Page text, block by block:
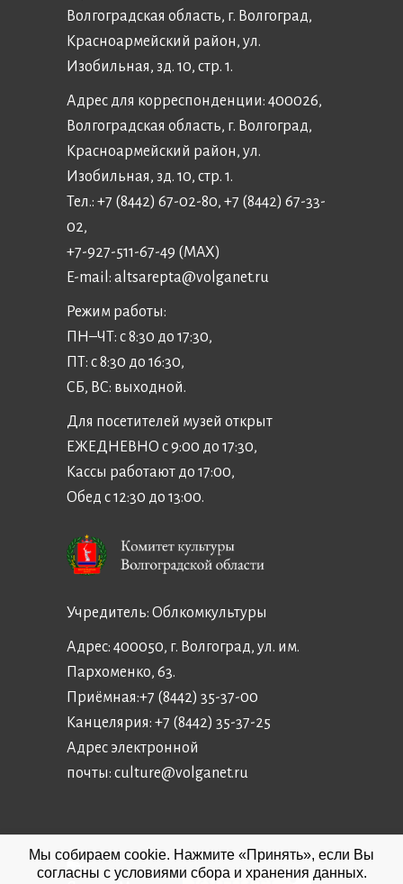
Волгоградская область, г. Волгоград,
Красноармейский район, ул.
Изобильная, зд. 10, стр. 1.
Адрес для корреспонденции: 400026,
Волгоградская область, г. Волгоград,
Красноармейский район, ул.
Изобильная, зд. 10, стр. 1.
Тел.: +7 (8442) 67-02-80, +7 (8442) 67-33-
02,
+7-927-511-67-49 (MAX)
E-mail: altsarepta@volganet.ru
Режим работы:
ПН–ЧТ: с 8:30 до 17:30,
ПТ: с 8:30 до 16:30,
СБ, ВС: выходной.
Для посетителей музей открыт
ЕЖЕДНЕВНО с 9:00 до 17:30,
Кассы работают до 17:00,
Обед с 12:30 до 13:00.
Учредитель: Облкомкультуры
Адрес: 400050, г. Волгоград, ул. им.
Пархоменко, 63.
Приёмная:+7 (8442) 35-37-00
Канцелярия: +7 (8442) 35-37-25
Адрес электронной
почты: culture@volganet.ru
Мы собираем cookie. Нажмите «Принять», если Вы
согласны с условиями сбора и хранения данных.